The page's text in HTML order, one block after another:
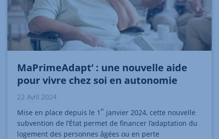
MaPrimeAdapt’ : une nouvelle aide
pour vivre chez soi en autonomie
22 Avril 2024
Mise en place depuis le 1 ᵉʳ janvier 2024, cette nouvelle
subvention de l’État permet de financer l’adaptation du
logement des personnes âgées ou en perte